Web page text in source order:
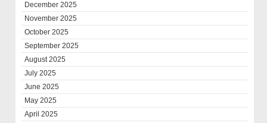
December 2025
November 2025
October 2025
September 2025
August 2025
July 2025
June 2025
May 2025
April 2025